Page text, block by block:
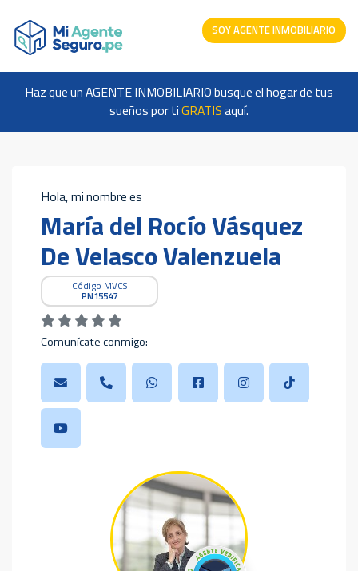
SOY AGENTE INMOBILIARIO
Haz que un AGENTE INMOBILIARIO busque el hogar de tus
sueños por tiGRATISaquí.
Hola, mi nombre es
María del Rocío Vásquez
De Velasco Valenzuela
Código MVCS
PN15547
Comunícate conmigo: